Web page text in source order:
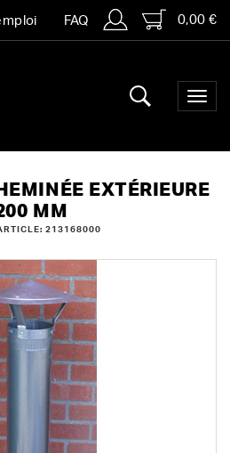
FAQ 0,00 €
EXTÉRIEURE
MM
213168000